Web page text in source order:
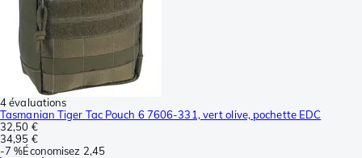
4 évaluations
Tasmanian Tiger Tac Pouch 6 7606-331, vert olive, pochette EDC
32,50 €
34,95 €
-7 %Économisez 2,45